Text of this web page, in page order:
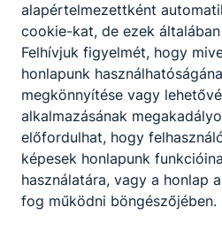
alapértelmezettként
cookie-kat, de ezek
Felhívjuk figyelmét, hogy
honlapunk
megkönnyítése vagy
alkalmazásának
előfordulhat, hogy
képesek honlapunk
használatára, vagy a honlap
fog működni böngészőjében.